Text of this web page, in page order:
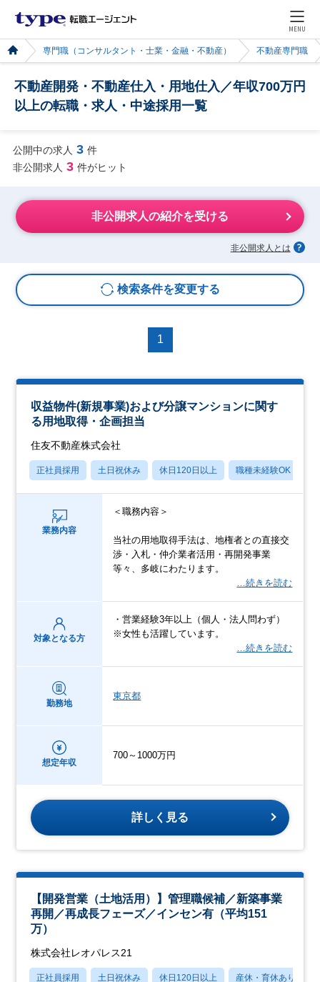
MENU
専門職（コンサルタント・士業・金融・不動産） 不動産専門職
不動産開発・不動産仕入・用地仕入／年収700万円
以上の転職・求人・中途採用一覧
公開中の求人 3 件
非公開求人 3 件がヒット
非公開求人の紹介を受ける
非公開求人とは
検索条件を変更する
1
収益物件(新規事業)および分譲マンションに関す
る用地取得・企画担当
住友不動産株式会社
正社員採用 土日祝休み 休日120日以上 職種未経験OK
業務内容
＜職務内容＞
当社の用地取得手法は、地権者との直接交
渉・入札・仲介業者活用・再開発事業
等々、多岐にわたります。
…続きを読む
対象となる方
・営業経験3年以上（個人・法人問わず）
※女性も活躍しています。
…続きを読む
勤務地
東京都
想定年収
700～1000万円
詳しく見る
【開発営業（土地活用）】管理職候補／新築事業
再開／再成長フェーズ／インセン有（平均151
万）
株式会社レオパレス21
正社員採用 土日祝休み 休日120日以上 産休・育休あり